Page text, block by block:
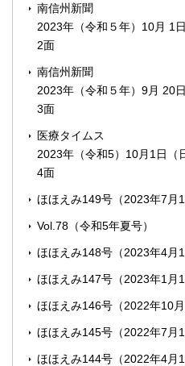
南信州新聞
2023年（令和５年）10月 1日
2面
南信州新聞
2023年（令和５年）9月 20日
3面
医療タイムス
2023年（令和5）10月1日（
4面
ほほえみ149号（2023年7月1
Vol.78（令和5年夏号）
ほほえみ148号（2023年4月1
ほほえみ147号（2023年1月1
ほほえみ146号（2022年10月
ほほえみ145号（2022年7月1
ほほえみ144号（2022年4月1